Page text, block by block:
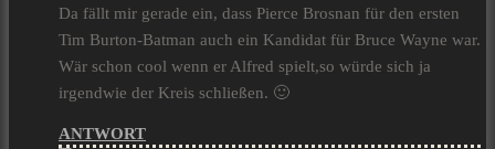
Da fällt mir gerade ein, dass Pierce Brosnan für den ersten
Tim Burton-Batman auch ein Kandidat für Bruce Wayne war.
Wär schon cool wenn er Alfred spielt,so würde sich ja
irgendwie der Kreis schließen. 🙂
ANTWORT